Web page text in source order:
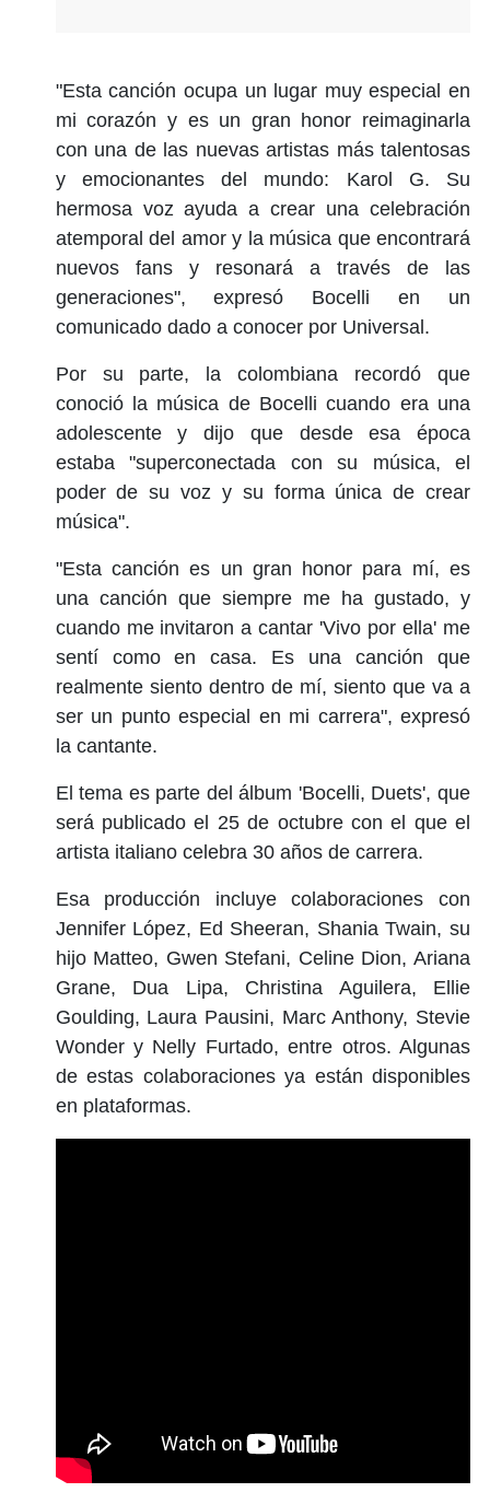
"Esta canción ocupa un lugar muy especial en
mi corazón y es un gran honor reimaginarla
con una de las nuevas artistas más talentosas
y emocionantes del mundo: Karol G. Su
hermosa voz ayuda a crear una celebración
atemporal del amor y la música que encontrará
nuevos fans y resonará a través de las
generaciones", expresó Bocelli en un
comunicado dado a conocer por Universal.
Por su parte, la colombiana recordó que
conoció la música de Bocelli cuando era una
adolescente y dijo que desde esa época
estaba "superconectada con su música, el
poder de su voz y su forma única de crear
música".
"Esta canción es un gran honor para mí, es
una canción que siempre me ha gustado, y
cuando me invitaron a cantar 'Vivo por ella' me
sentí como en casa. Es una canción que
realmente siento dentro de mí, siento que va a
ser un punto especial en mi carrera", expresó
la cantante.
El tema es parte del álbum 'Bocelli, Duets', que
será publicado el 25 de octubre con el que el
artista italiano celebra 30 años de carrera.
Esa producción incluye colaboraciones con
Jennifer López, Ed Sheeran, Shania Twain, su
hijo Matteo, Gwen Stefani, Celine Dion, Ariana
Grane, Dua Lipa, Christina Aguilera, Ellie
Goulding, Laura Pausini, Marc Anthony, Stevie
Wonder y Nelly Furtado, entre otros. Algunas
de estas colaboraciones ya están disponibles
en plataformas.